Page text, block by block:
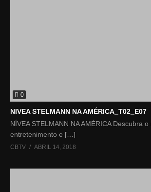
0
NIVEA STELMANN NA AMÉRICA_T02_E07
NÍVEA STELMANN NA AMÉRICA Descubra
entretenimento e […]
CBTV ABRIL 14, 2018